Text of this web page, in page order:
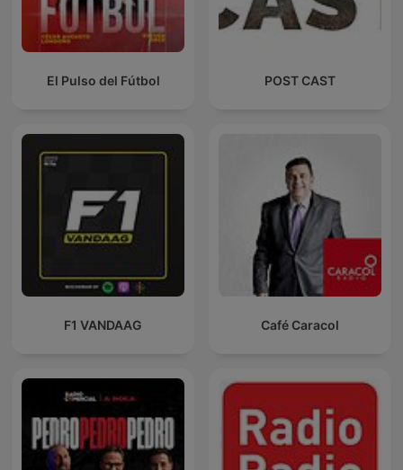
El Pulso del Fútbol POST CAST
F1 VANDAAG Café Caracol